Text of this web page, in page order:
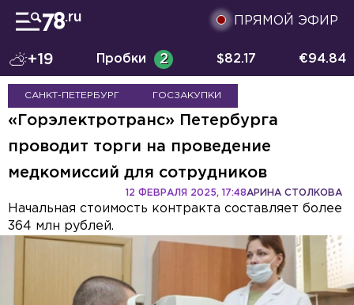
ПРЯМОЙ ЭФИР
+19 Пробки 2 $82.17 €94.84
САНКТ-ПЕТЕРБУРГ ГОСЗАКУПКИ
«Горэлектротранс» Петербурга
проводит торги на проведение
медкомиссий для сотрудников
АРИНА СТОЛКОВА
12 ФЕВРАЛЯ 2025, 17:48
Начальная стоимость контракта составляет более
364 млн рублей.